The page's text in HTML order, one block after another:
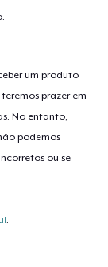
um produto
prazer em
No entanto,
podemos
ou se